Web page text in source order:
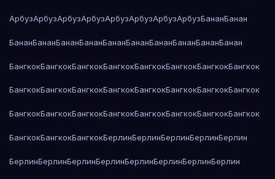
АрбузАрбузАрбузАрбузАрбузАрбузАрбузАрбузБананБанан
БананБананБананБананБананБананБананБананБананБанан
БангкокБангкокБангкокБангкокБангкокБангкокБангкокБангкок
БангкокБангкокБангкокБангкокБангкокБангкокБангкокБангкок
БангкокБангкокБангкокБангкокБангкокБангкокБангкокБангкок
БангкокБангкокБангкокБерлинБерлинБерлинБерлинБерлин
БерлинБерлинБерлинБерлинБерлинБерлинБерлинБерлин